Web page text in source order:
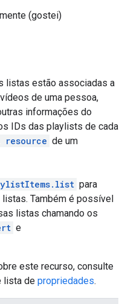
(gostei)
listas estão associadas a
de uma pessoa,
informações do
IDs das playlists de cada
resource de um
para
Também é possível
listas chamando os
e
este recurso, consulte
lista de propriedades.